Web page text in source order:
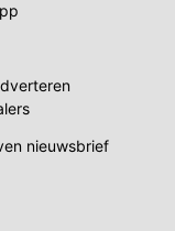
nieuwsbrief